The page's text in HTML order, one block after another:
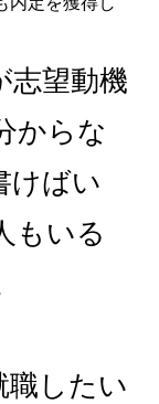
志望動機
からな
けばい
もいる
職したい